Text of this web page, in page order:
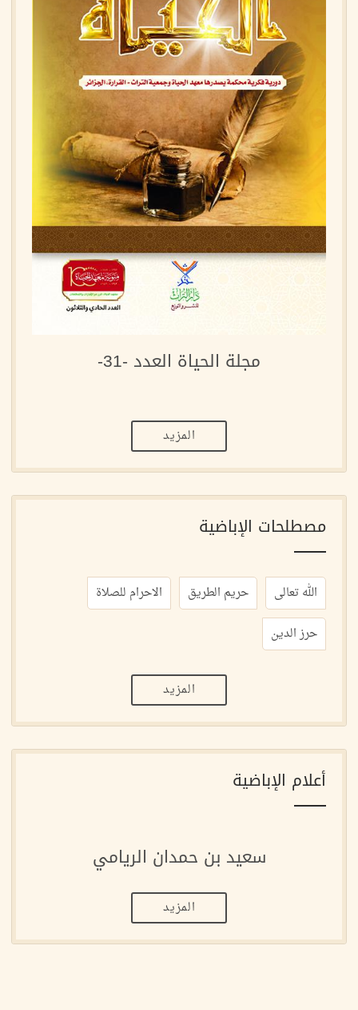
مجلة الحياة العدد -31-
المزيد
مصطلحات الإباضية
الله تعالى حريم الطريق
الاحرام للصلاة
حرز الدين
المزيد
أعلام الإباضية
سعيد بن حمدان الريامي
المزيد